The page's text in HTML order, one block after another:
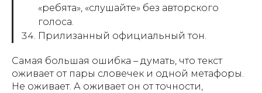
«ребята», «слушайте» без авторского
голоса.
Прилизанный официальный тон.
Самая большая ошибка – думать, что текст
оживает от пары словечек и одной метафоры.
Не оживает. А оживает он от точности,